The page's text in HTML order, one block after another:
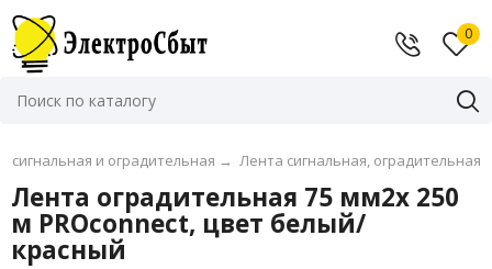
0
сигнальная и оградительная → Лента сигнальная, оградительная
Лента оградительная 75 мм2х 250
м PROconnect, цвет белый/
красный